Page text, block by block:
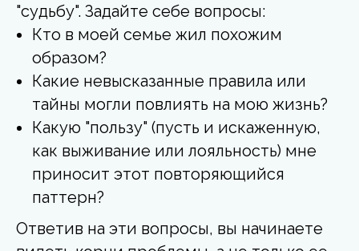
"судьбу". Задайте себе вопросы:
Кто в моей семье жил похожим
образом?
Какие невысказанные правила или
тайны могли повлиять на мою жизнь?
Какую "пользу" (пусть и искаженную,
как выживание или лояльность) мне
приносит этот повторяющийся
паттерн?
Ответив на эти вопросы, вы начинаете